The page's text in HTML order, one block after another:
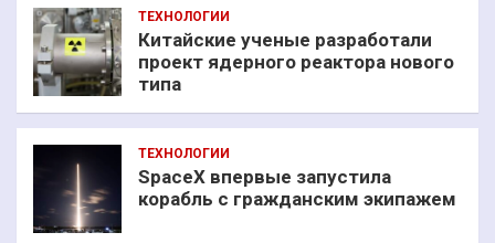
ТЕХНОЛОГИИ
Китайские ученые разработали
проект ядерного реактора нового
типа
ТЕХНОЛОГИИ
SpaceX впервые запустила
корабль с гражданским экипажем